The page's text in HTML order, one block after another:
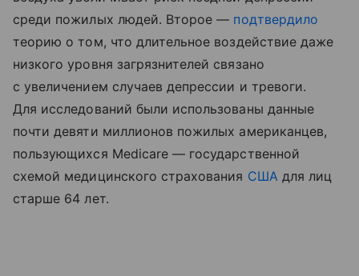
среди пожилых людей. Второе — подтвердило
теорию о том, что длительное воздействие даже
низкого уровня загрязнителей связано
с увеличением случаев депрессии и тревоги.
Для исследований были использованы данные
почти девяти миллионов пожилых американцев,
пользующихся Medicare — государственной
схемой медицинского страхования США для лиц
старше 64 лет.